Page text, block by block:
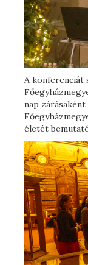
A konferenciát
nap
életét